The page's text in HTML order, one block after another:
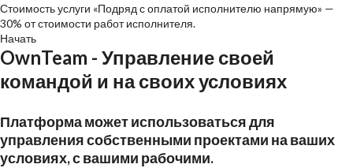
Стоимость услуги «Подряд с оплатой исполнителю напрямую» —
30% от стоимости работ исполнителя.
Начать
OwnTeam - Управление своей
командой и на своих условиях
Платформа может использоваться для
управления собственными проектами на ваших
условиях, с вашими рабочими.